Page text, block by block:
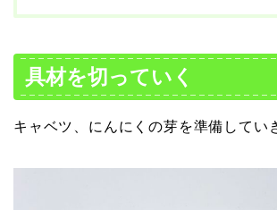
具材を切っていく
キャベツ、にんにくの芽を準備してい